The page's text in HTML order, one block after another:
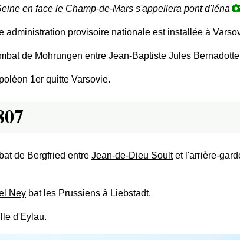
en face le Champ-de-Mars s'appellera pont d'Iéna
administration provisoire nationale est installée à
de Mohrungen entre Jean-Baptiste Jules Bernadotte
1er quitte Varsovie.
de Bergfried entre Jean-de-Dieu Soultet l'arrière-
Ney bat les Prussiens à Liebstadt.
d'Eylau.